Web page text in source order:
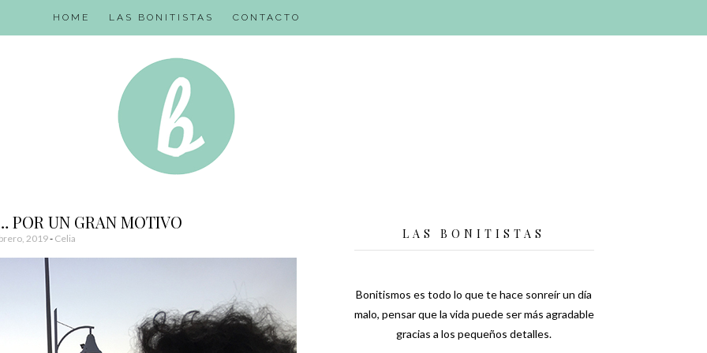
HOME LAS BONITISTAS CONTACTO
POR UN GRAN MOTIVO
2019- Celia LAS BONITISTAS
Bonitismos es todo lo que te hace sonreír un día
malo, pensar que la vida puede ser más agradable
gracias a los pequeños detalles.